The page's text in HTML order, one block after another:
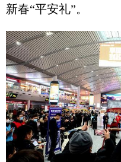
新春“平安礼”。